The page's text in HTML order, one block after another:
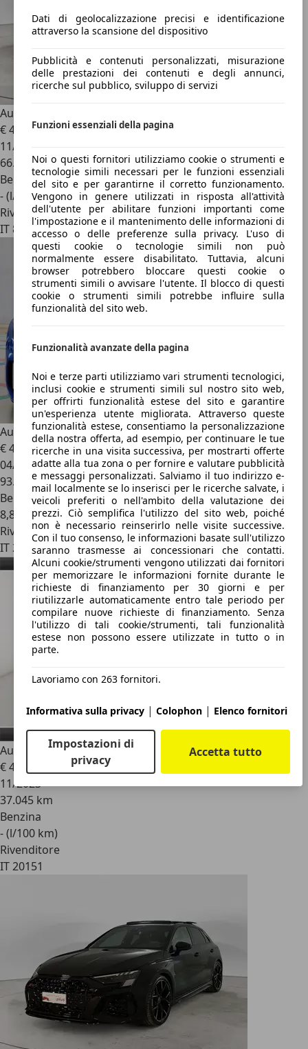
Dati di geolocalizzazione precisi e identificazione
attraverso la scansione del dispositivo
Pubblicità e contenuti personalizzati, misurazione
delle prestazioni dei contenuti e degli annunci,
ricerche sul pubblico, sviluppo di servizi
Funzioni essenziali della pagina
Noi o questi fornitori utilizziamo cookie o strumenti e
tecnologie simili necessari per le funzioni essenziali
del sito e per garantirne il corretto funzionamento.
Vengono in genere utilizzati in risposta all'attività
dell'utente per abilitare funzioni importanti come
l'impostazione e il mantenimento delle informazioni di
accesso o delle preferenze sulla privacy. L'uso di
questi cookie o tecnologie simili non può
normalmente essere disabilitato. Tuttavia, alcuni
browser potrebbero bloccare questi cookie o
strumenti simili o avvisare l'utente. Il blocco di questi
cookie o strumenti simili potrebbe influire sulla
funzionalità del sito web.
Funzionalità avanzate della pagina
Noi e terze parti utilizziamo vari strumenti tecnologici,
inclusi cookie e strumenti simili sul nostro sito web,
per offrirti funzionalità estese del sito e garantire
un'esperienza utente migliorata. Attraverso queste
funzionalità estese, consentiamo la personalizzazione
della nostra offerta, ad esempio, per continuare le tue
ricerche in una visita successiva, per mostrarti offerte
adatte alla tua zona o per fornire e valutare pubblicità
e messaggi personalizzati. Salviamo il tuo indirizzo e-
mail localmente se lo inserisci per le ricerche salvate, i
veicoli preferiti o nell'ambito della valutazione dei
prezzi. Ciò semplifica l'utilizzo del sito web, poiché
non è necessario reinserirlo nelle visite successive.
Con il tuo consenso, le informazioni basate sull'utilizzo
saranno trasmesse ai concessionari che contatti.
Alcuni cookie/strumenti vengono utilizzati dai fornitori
per memorizzare le informazioni fornite durante le
richieste di finanziamento per 30 giorni e per
riutilizzarle automaticamente entro tale periodo per
compilare nuove richieste di finanziamento. Senza
l'utilizzo di tali cookie/strumenti, tali funzionalità
estese non possono essere utilizzate in tutto o in
parte.
Lavoriamo con 263 fornitori.
Informativa sulla privacy | Colophon | Elenco fornitori
Impostazioni di
privacy
Accetta tutto
Audi RS
€ 44.7901
11/2023
66.587 km
Benzina
- (l/100 km)
Rivenditore
IT 81025
Audi RS4 AVANT 2.9 TFSI QUATTRO 450CV TIPTRONIC
€ 46.9001
04/2021
93.852 km
Benzina
8,8 l/100 km (comb.)
Rivenditore
IT 25027
Audi RS
TFSI quattro S tronic
€ 46.970
11/2023
37.045 km
Benzina
- (l/100 km)
Rivenditore
IT 20151